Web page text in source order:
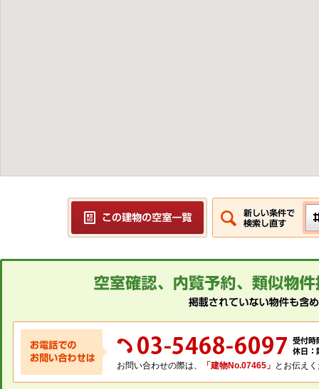
お問い合わせの際は、 「建物No.07465」 とお伝え